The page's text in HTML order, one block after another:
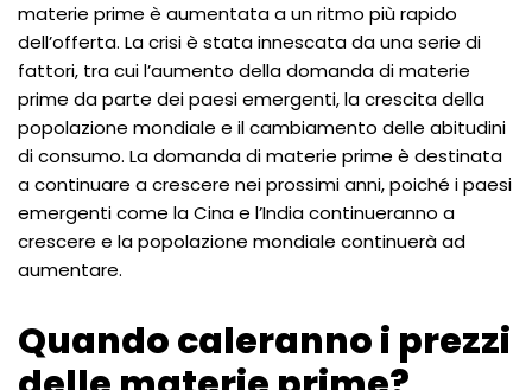
materie prime è aumentata a un ritmo più rapido
dell’offerta. La crisi è stata innescata da una serie di
fattori, tra cui l’aumento della domanda di materie
prime da parte dei paesi emergenti, la crescita della
popolazione mondiale e il cambiamento delle abitudini
di consumo. La domanda di materie prime è destinata
a continuare a crescere nei prossimi anni, poiché i paesi
emergenti come la Cina e l’India continueranno a
crescere e la popolazione mondiale continuerà ad
aumentare.
Quando caleranno i prezzi